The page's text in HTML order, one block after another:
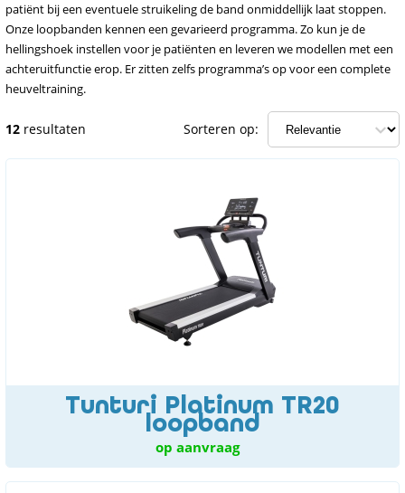
patiënt bij een eventuele struikeling de band onmiddellijk laat stoppen.
Onze loopbanden kennen een gevarieerd programma. Zo kun je de
hellingshoek instellen voor je patiënten en leveren we modellen met een
achteruitfunctie erop. Er zitten zelfs programma’s op voor een complete
heuveltraining.
12 resultaten Sorteren op:
Tunturi Platinum TR20
loopband
op aanvraag